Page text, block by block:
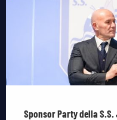
Sponsor Party della S.S.